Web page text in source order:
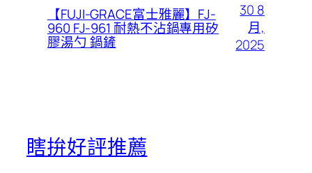
【FUJI-GRACE富士雅麗】FJ-
960 FJ-961 耐熱不沾鍋專用矽
膠湯勺 鍋鏟
30 8
月,
2025
瞎拚好評推薦